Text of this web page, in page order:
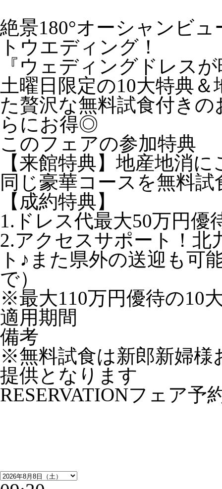
絶景180°オーシャンビ
トウエディング！
『ウェディングドレス
土曜日限定の10大特典
た贅沢な無料試食付き
らにお得◎
このフェアの参加特典
【来館特典】地産地消
同じ豪華コースを無料試
【成約特典】
1.ドレス代最大50万円優
2.アクセスサポート！北
ト♪また県外の送迎も可
で）
※最大110万円優待の10
適用期間
備考
※無料試食は新郎新婦様
提供となります
RESERVATIONフェア予